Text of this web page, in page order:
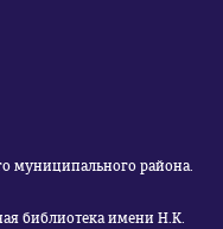
муниципального района.
библиотека имени Н.К.